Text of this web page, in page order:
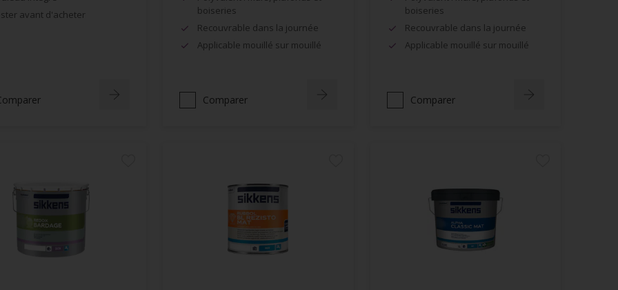
avant d'acheter
boiseries
Recouvrable dans la journée
Applicable mouillé sur mouillé
Comparer
boiseries
Recouvrable dans la journée
Applicable mouillé sur mouillé
Comparer